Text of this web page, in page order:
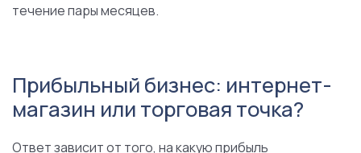
течение пары месяцев.
Прибыльный бизнес: интернет-
магазин или торговая точка?
Ответ зависит от того, на какую прибыль